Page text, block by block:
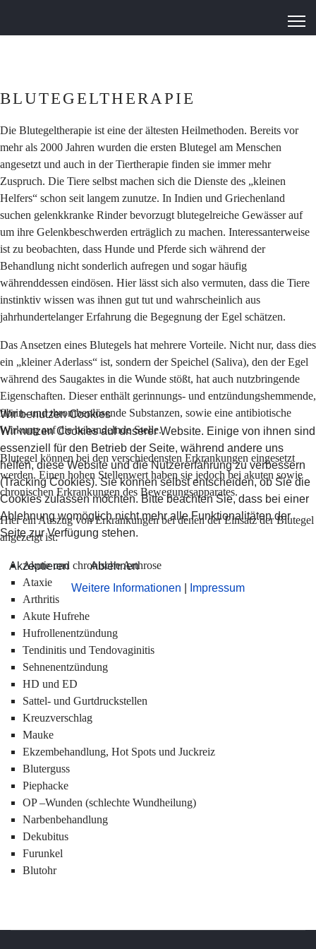
BLUTEGELTHERAPIE
Die Blutegeltherapie ist eine der ältesten Heilmethoden. Bereits vor
mehr als 2000 Jahren wurden die ersten Blutegel am Menschen
angesetzt und auch in der Tiertherapie finden sie immer mehr
Zuspruch. Die Tiere selbst machen sich die Dienste des „kleinen
Helfers“ schon seit langem zunutze. In Indien und Griechenland
suchen gelenkkranke Rinder bevorzugt blutegelreiche Gewässer auf
um ihre Gelenkbeschwerden erträglich zu machen. Interessanterweise
ist zu beobachten, dass Hunde und Pferde sich während der
Behandlung nicht sonderlich aufregen und sogar häufig
währenddessen eindösen. Hier lässt sich also vermuten, dass die Tiere
instinktiv wissen was ihnen gut tut und wahrscheinlich aus
jahrhundertelanger Erfahrung die Begegnung der Egel schätzen.
Das Ansetzen eines Blutegels hat mehrere Vorteile. Nicht nur, dass dies
ein „kleiner Aderlass“ ist, sondern der Speichel (Saliva), den der Egel
während des Saugaktes in die Wunde stößt, hat auch nutzbringende
Eigenschaften. Dieser enthält gerinnungs- und entzündungshemmende,
fibrin- und thrombenlösende Substanzen, sowie eine antibiotische
Wirkung auf die behandelnde Stelle.
Blutegel können bei den verschiedensten Erkrankungen eingesetzt
werden. Einen hohen Stellenwert haben sie jedoch bei akuten sowie
chronischen Erkrankungen des Bewegungsapparates.
Hier ein Auszug von Erkrankungen bei denen der Einsatz der Blutegel
angezeigt ist:
Akute und chronische Arthrose
Ataxie
Arthritis
Akute Hufrehe
Hufrollenentzündung
Tendinitis und Tendovaginitis
Sehnenentzündung
HD und ED
Sattel- und Gurtdruckstellen
Kreuzverschlag
Mauke
Ekzembehandlung, Hot Spots und Juckreiz
Bluterguss
Piephacke
OP –Wunden (schlechte Wundheilung)
Narbenbehandlung
Dekubitus
Furunkel
Blutohr
Wir benutzen Cookies
Wir nutzen Cookies auf unserer Website. Einige von ihnen sind
essenziell für den Betrieb der Seite, während andere uns
helfen, diese Website und die Nutzererfahrung zu verbessern
(Tracking Cookies). Sie können selbst entscheiden, ob Sie die
Cookies zulassen möchten. Bitte beachten Sie, dass bei einer
Ablehnung womöglich nicht mehr alle Funktionalitäten der
Seite zur Verfügung stehen.
Akzeptieren
Ablehnen
Weitere Informationen
Impressum